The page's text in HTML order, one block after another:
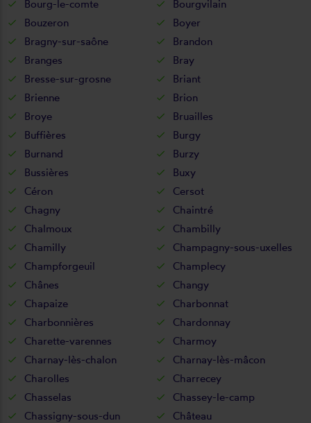
Bourg-le-comte
Bourgvilain
Bouzeron
Boyer
Bragny-sur-saône
Brandon
Branges
Bray
Bresse-sur-grosne
Briant
Brienne
Brion
Broye
Bruailles
Buffières
Burgy
Burnand
Burzy
Bussières
Buxy
Céron
Cersot
Chagny
Chaintré
Chalmoux
Chambilly
Chamilly
Champagny-sous-uxelles
Champforgeuil
Champlecy
Chânes
Changy
Chapaize
Charbonnat
Charbonnières
Chardonnay
Charette-varennes
Charmoy
Charnay-lès-chalon
Charnay-lès-mâcon
Charolles
Charrecey
Chasselas
Chassey-le-camp
Chassigny-sous-dun
Château